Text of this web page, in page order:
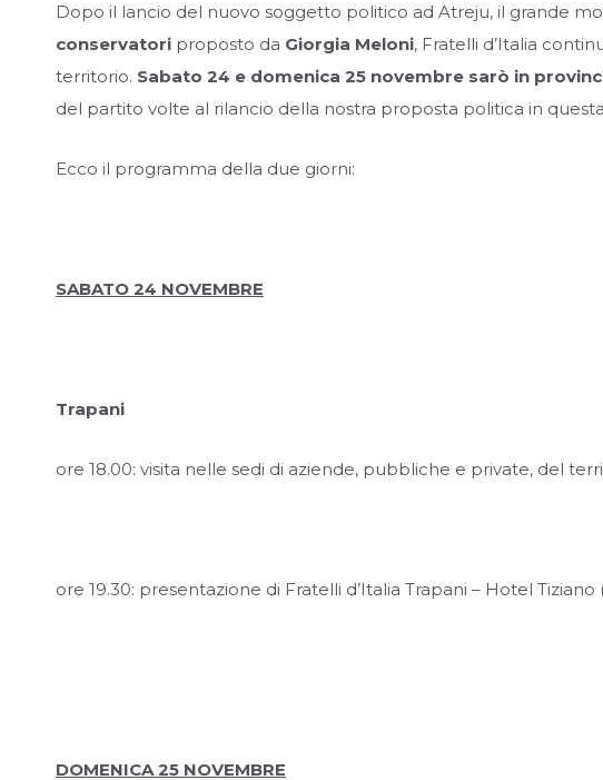
Dopo il lancio del nuovo soggetto politico ad Atreju, il grande
conservatori proposto da Giorgia Meloni, Fratelli d’Italia
territorio. Sabato 24 e domenica 25 novembre sarò in
del partito volte al rilancio della nostra proposta politica in
Ecco il programma della due giorni:
SABATO 24 NOVEMBRE
Trapani
ore 18.00: visita nelle sedi di aziende, pubbliche e private, del
ore 19.30: presentazione di Fratelli d’Italia Trapani – Hotel Tiziano
DOMENICA 25 NOVEMBRE